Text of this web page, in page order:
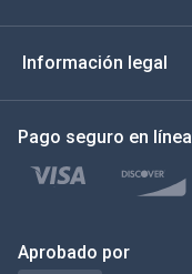
Türkçe
Polski
日本
Información legal
Pago seguro en línea
Aprobado por